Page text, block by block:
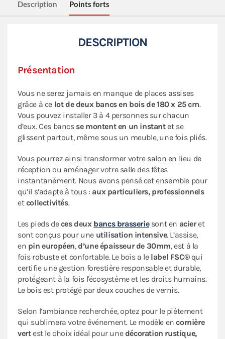
Description Points forts
DESCRIPTION
Présentation
Vous ne serez jamais en manque de places assises
grâce à ce lot de deux bancs en bois de 180 x 25 cm.
Vous pouvez installer 3 à 4 personnes sur chacun
d’eux. Ces bancs se montent en un instantet se
glissent partout, même sous un meuble, une fois pliés.
Vous pourrez ainsi transformer votre salon en lieu de
réception ou aménager votre salle des fêtes
instantanément. Nous avons pensé cet ensemble pour
qu’il s’adapte à tous : aux particuliers, professionnels
etcollectivités.
Les pieds deces deux bancs brasseriesont en acieret
sont conçus pour une utilisation intensive. L’assise,
en pin européen,d’une épaisseur de 30mm, est à la
fois robuste et confortable. Le bois a le label FSC®qui
certifie une gestion forestière responsable et durable,
protégeant à la fois l'écosystème et les droits humains.
Le bois est protégé par deux couches de vernis.
Selon l’ambiance recherchée, optez pour le piètement
qui sublimera votre événement. Le modèle encornière
vertest le choix idéal pour unedécoration rustique,